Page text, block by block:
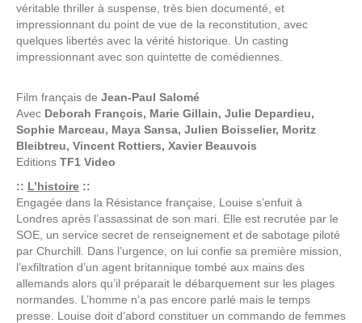
véritable thriller à suspense, très bien documenté, et
impressionnant du point de vue de la reconstitution, avec
quelques libertés avec la vérité historique. Un casting
impressionnant avec son quintette de comédiennes.
Film français de Jean-Paul Salomé
Avec Deborah François, Marie Gillain, Julie Depardieu,
Sophie Marceau, Maya Sansa, Julien Boisselier, Moritz
Bleibtreu, Vincent Rottiers, Xavier Beauvois
Editions TF1 Video
:: L’histoire ::
Engagée dans la Résistance française, Louise s’enfuit à
Londres après l’assassinat de son mari. Elle est recrutée par le
SOE, un service secret de renseignement et de sabotage piloté
par Churchill. Dans l’urgence, on lui confie sa première mission,
l’exfiltration d’un agent britannique tombé aux mains des
allemands alors qu’il préparait le débarquement sur les plages
normandes. L’homme n’a pas encore parlé mais le temps
presse. Louise doit d’abord constituer un commando de femmes